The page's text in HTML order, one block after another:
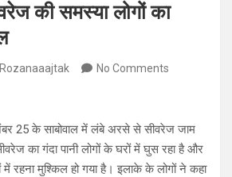
की समस्या लोगों का
Rozanaaajtak No Comments
25 के साबोवाल में लंबे अरसे से सीवरेज जाम
का गंदा पानी लोगों के घरों में घुस रहा है और
में रहना मुश्किल हो गया है। इलाके के लोगों ने कहा